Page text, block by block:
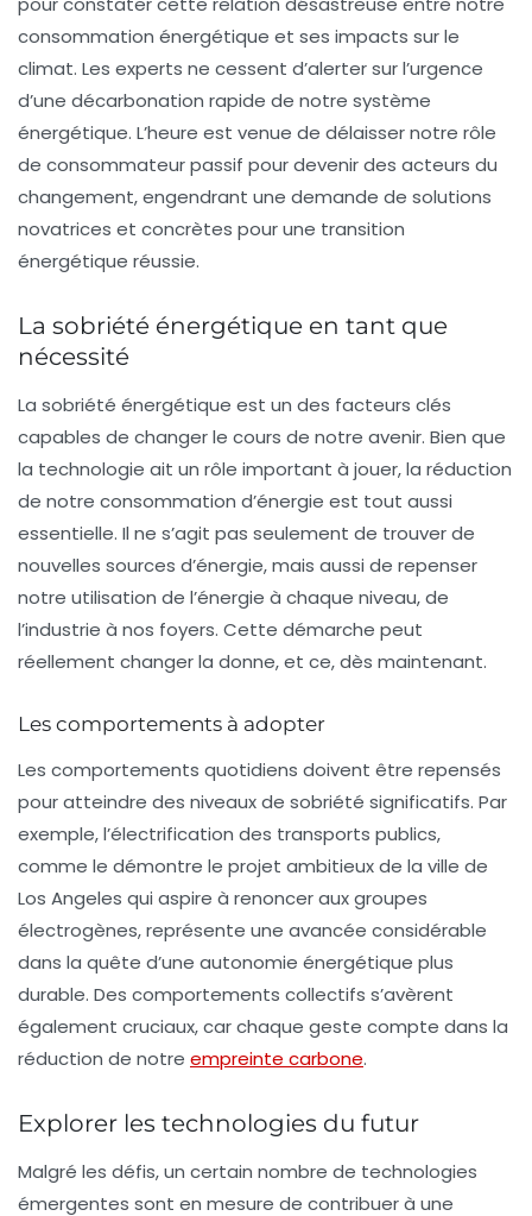
consommation énergétique et ses impacts sur le
climat. Les experts ne cessent d’alerter sur l’urgence
d’une décarbonation rapide de notre système
énergétique. L’heure est venue de délaisser notre rôle
de consommateur passif pour devenir des acteurs du
changement, engendrant une demande de solutions
novatrices et concrètes pour une transition
énergétique réussie.
La sobriété énergétique en tant que
nécessité
La sobriété énergétique est un des facteurs clés
capables de changer le cours de notre avenir. Bien que
la technologie ait un rôle important à jouer, la réduction
de notre consommation d’énergie est tout aussi
essentielle. Il ne s’agit pas seulement de trouver de
nouvelles sources d’énergie, mais aussi de repenser
notre utilisation de l’énergie à chaque niveau, de
l’industrie à nos foyers. Cette démarche peut
réellement changer la donne, et ce, dès maintenant.
Les comportements à adopter
Les comportements quotidiens doivent être repensés
pour atteindre des niveaux de sobriété significatifs. Par
exemple, l’électrification des transports publics,
comme le démontre le projet ambitieux de la ville de
Los Angeles qui aspire à renoncer aux groupes
électrogènes, représente une avancée considérable
dans la quête d’une autonomie énergétique plus
durable. Des comportements collectifs s’avèrent
également cruciaux, car chaque geste compte dans la
réduction de notre empreinte carbone.
Explorer les technologies du futur
Malgré les défis, un certain nombre de technologies
émergentes sont en mesure de contribuer à une